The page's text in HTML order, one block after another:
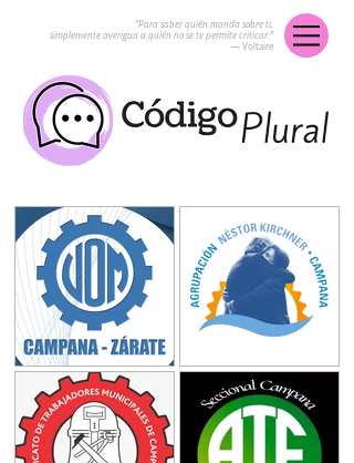
“Para saber quién manda sobre ti,
simplemente averigua a quién no se te permite criticar.”
― Voltaire